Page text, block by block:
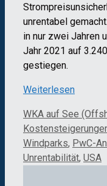
unrentabel
in nur zwei Jahren
Jahr 2021 auf
gestiegen.
Weiterlesen
Kategorien
WKA auf See
Windparks, PwC-
Unrentabilität, USA